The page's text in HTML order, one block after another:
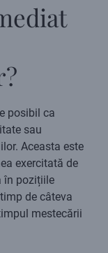
posibil ca
sau
Aceasta este
exercitată de
în pozițiile
de câteva
mestecării